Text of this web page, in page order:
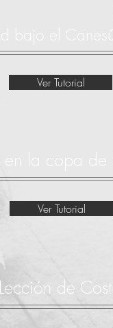
bajo el
Ver Tutorial
en la copa
Ver Tutorial
Lección de